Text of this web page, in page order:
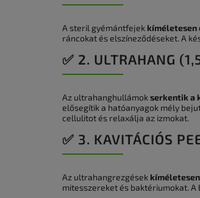
A steril gyémántfejek kíméletesen
ráncokat és elszíneződéseket. A
✅ 2. ULTRAHANG
Az ultrahanghullámokserkentik a
elősegítik a hatóanyagok mély
cellulitot és relaxálja az izmokat.
✅ 3. KAVITÁCIÓS
Az ultrahangrezgések
mitesszereket és baktériumokat.